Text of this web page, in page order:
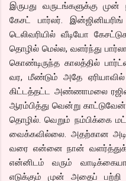
இருபது வருடங்களுக்கு
கேசட் பார்லர். இன்ஜினியரிங்
டெலிவரியில் வீடியோ
தொழில் மெல்ல, வளர்ந்து
கொண்டிருந்த காலத்தில்
வர, மீண்டும் அதே
கிட்டத்தட்ட அண்ணாமலை
ஆரம்பித்து வென்று
தொழில். வெறும் நம்பிக்கை
வைக்கவில்லை. அதற்கான
வரை என்னை நான் வளர்த்துக்
என்னிடம் வரும்
எடுக்கும் முன் அதைப்